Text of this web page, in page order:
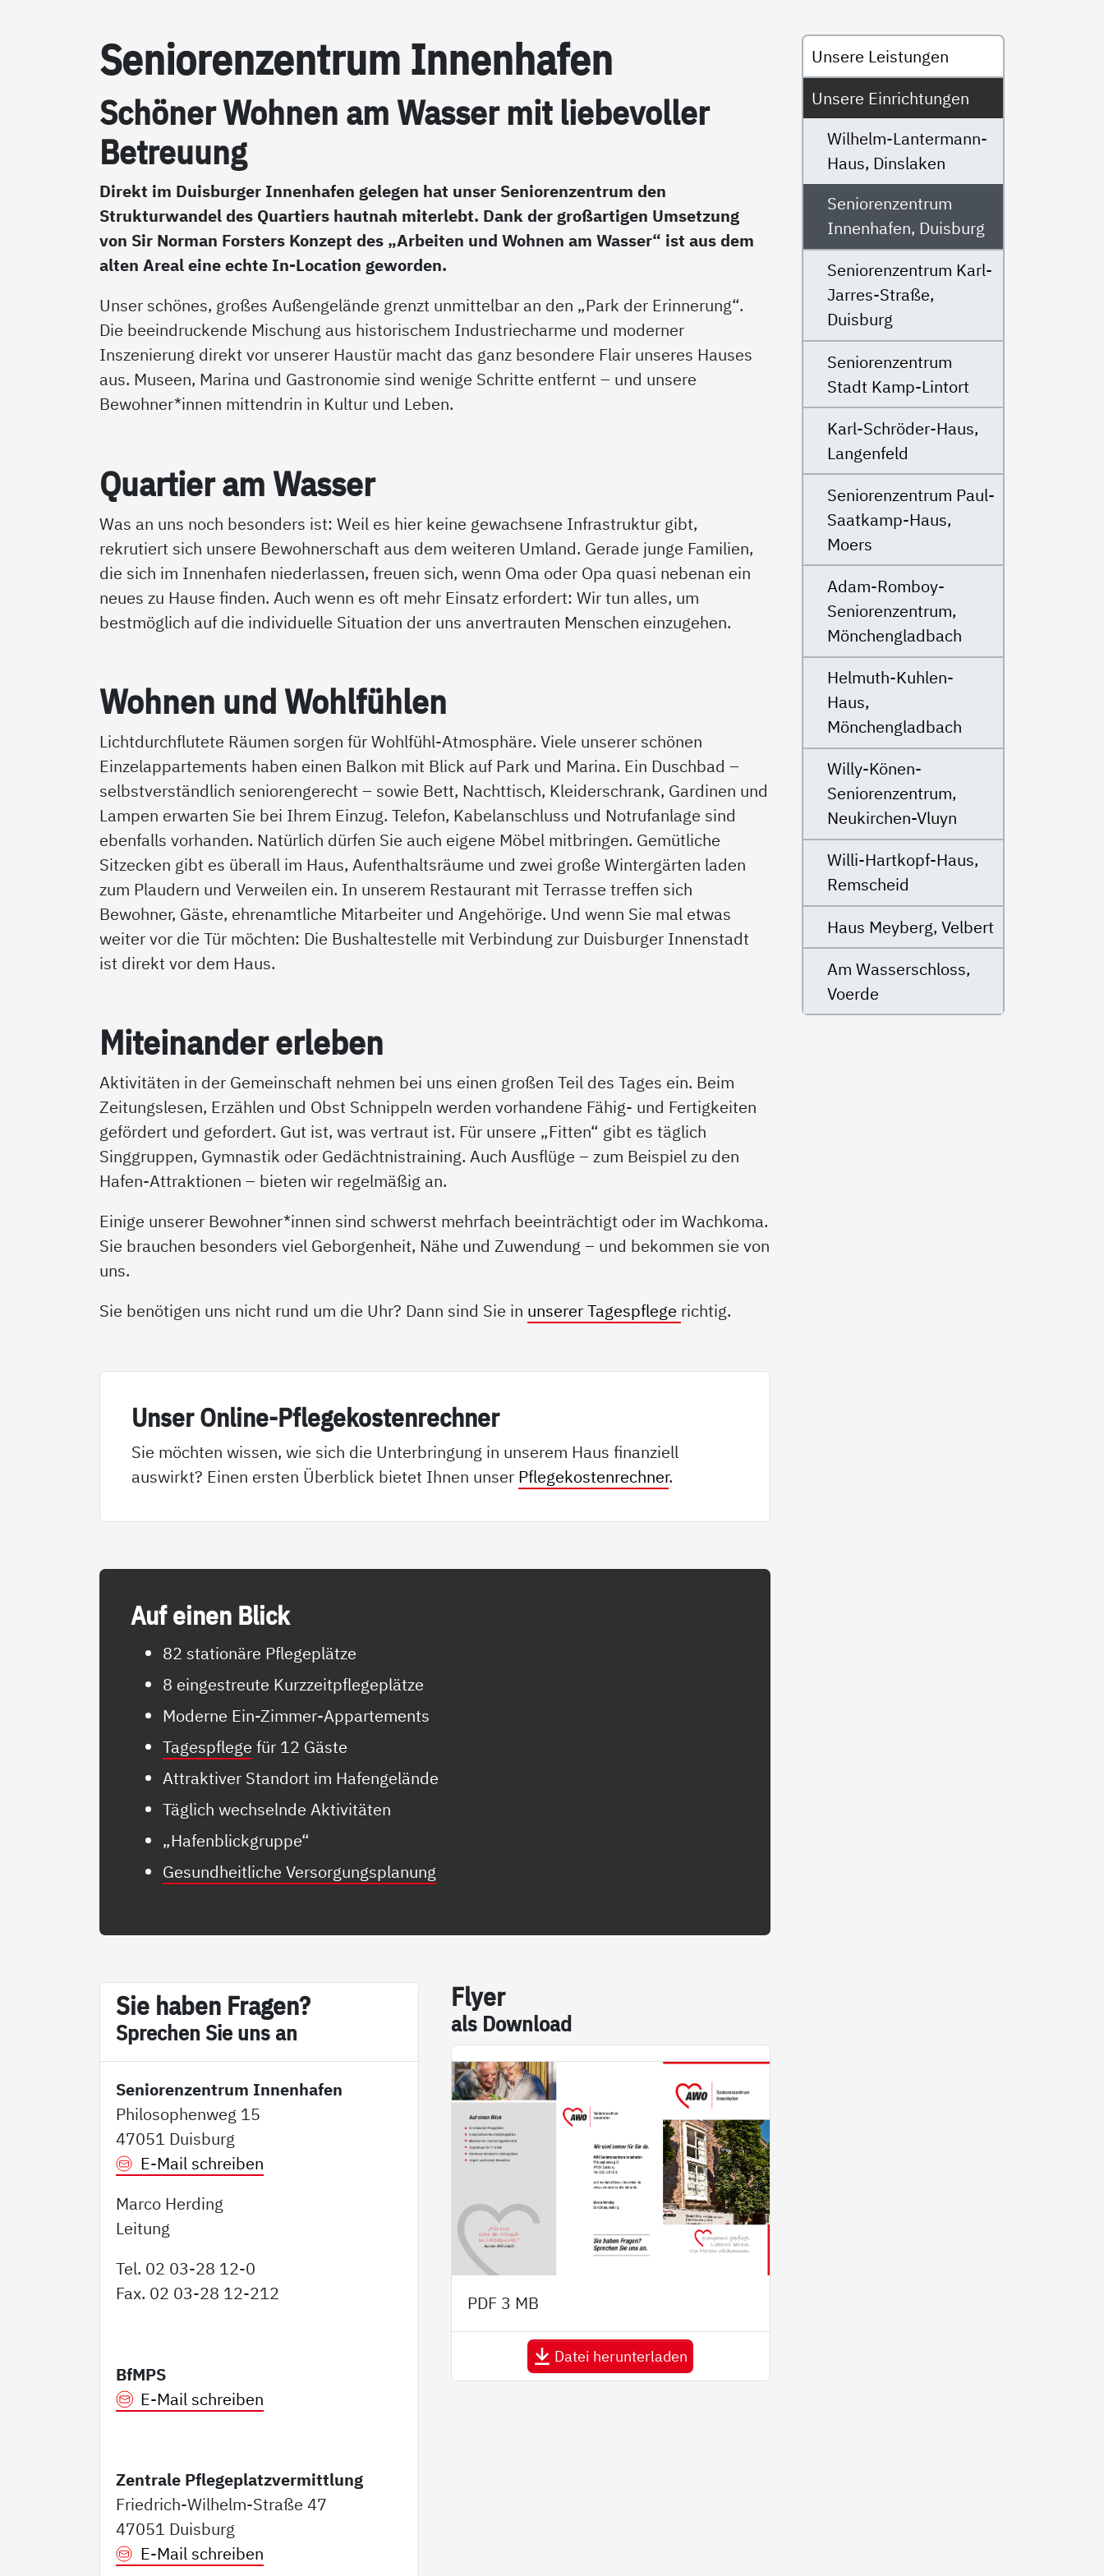
Se­nio­ren­zen­trum In­nen­ha­fen
Sc­hö­ner Woh­nen am Was­ser mit lie­be­vol­ler
Be­t­reu­ung
Direkt im Duisburger Innenhafen gelegen hat unser Seniorenzentrum den
Strukturwandel des Quartiers hautnah miterlebt. Dank der großartigen Umsetzung
von Sir Norman Forsters Konzept des „Arbeiten und Wohnen am Wasser“ ist aus dem
alten Areal eine echte In-Location geworden.
Unser schönes, großes Außengelände grenzt unmittelbar an den „Park der Erinnerung“.
Die beeindruckende Mischung aus historischem Industriecharme und moderner
Inszenierung direkt vor unserer Haustür macht das ganz besondere Flair unseres Hauses
aus. Museen, Marina und Gastronomie sind wenige Schritte entfernt – und unsere
Bewohner*innen mittendrin in Kultur und Leben.
Quar­tier am Was­ser
Was an uns noch besonders ist: Weil es hier keine gewachsene Infrastruktur gibt,
rekrutiert sich unsere Bewohnerschaft aus dem weiteren Umland. Gerade junge Familien,
die sich im Innenhafen niederlassen, freuen sich, wenn Oma oder Opa quasi nebenan ein
neues zu Hause finden. Auch wenn es oft mehr Einsatz erfordert: Wir tun alles, um
bestmöglich auf die individuelle Situation der uns anvertrauten Menschen einzugehen.
Woh­nen und Wohl­füh­len
Lichtdurchflutete Räumen sorgen für Wohlfühl-Atmosphäre. Viele unserer schönen
Einzelappartements haben einen Balkon mit Blick auf Park und Marina. Ein Duschbad –
selbstverständlich seniorengerecht – sowie Bett, Nachttisch, Kleiderschrank, Gardinen und
Lampen erwarten Sie bei Ihrem Einzug. Telefon, Kabelanschluss und Notrufanlage sind
ebenfalls vorhanden. Natürlich dürfen Sie auch eigene Möbel mitbringen. Gemütliche
Sitzecken gibt es überall im Haus, Aufenthaltsräume und zwei große Wintergärten laden
zum Plaudern und Verweilen ein. In unserem Restaurant mit Terrasse treffen sich
Bewohner, Gäste, ehrenamtliche Mitarbeiter und Angehörige. Und wenn Sie mal etwas
weiter vor die Tür möchten: Die Bushaltestelle mit Verbindung zur Duisburger Innenstadt
ist direkt vor dem Haus.
Mit­ein­an­der er­le­ben
Aktivitäten in der Gemeinschaft nehmen bei uns einen großen Teil des Tages ein. Beim
Zeitungslesen, Erzählen und Obst Schnippeln werden vorhandene Fähig- und Fertigkeiten
gefördert und gefordert. Gut ist, was vertraut ist. Für unsere „Fitten“ gibt es täglich
Singgruppen, Gymnastik oder Gedächtnistraining. Auch Ausflüge – zum Beispiel zu den
Hafen-Attraktionen – bieten wir regelmäßig an.
Einige unserer Bewohner*innen sind schwerst mehrfach beeinträchtigt oder im Wachkoma.
Sie brauchen besonders viel Geborgenheit, Nähe und Zuwendung – und bekommen sie von
uns.
Sie benötigen uns nicht rund um die Uhr? Dann sind Sie in unserer Tagespflege richtig.
Un­ser On­li­ne-Pf­le­ge­kos­ten­rech­ner
Sie möchten wissen, wie sich die Unterbringung in unserem Haus finanziell
auswirkt? Einen ersten Überblick bietet Ihnen unser Pflegekostenrechner.
Auf ei­nen Blick
82 stationäre Pflegeplätze
8 eingestreute Kurzzeitpflegeplätze
Moderne Ein-Zimmer-Appartements
Tagespflege für 12 Gäste
Attraktiver Standort im Hafengelände
Täglich wechselnde Aktivitäten
„Hafenblickgruppe“
Gesundheitliche Versorgungsplanung
Sie ha­ben Fra­gen?
Sp­re­chen Sie uns an
Seniorenzentrum Innenhafen
Philosophenweg 15
47051 Duisburg
E-Mail schreiben
Marco Herding
Leitung
Tel. 02 03-28 12-0
Fax. 02 03-28 12-212
BfMPS
E-Mail schreiben
Zentrale Pflegeplatzvermittlung
Friedrich-Wilhelm-Straße 47
47051 Duisburg
E-Mail schreiben
Fly­er
als Down­load
PDF 3 MB
Datei herunterladen
Untermenü
Unsere Leistungen
Unsere Einrichtungen
Wilhelm-Lantermann-
Haus, Dinslaken
Seniorenzentrum
Innenhafen, Duisburg
Seniorenzentrum Karl-
Jarres-Straße,
Duisburg
Seniorenzentrum
Stadt Kamp-Lintort
Karl-Schröder-Haus,
Langenfeld
Seniorenzentrum Paul-
Saatkamp-Haus,
Moers
Adam-Romboy-
Seniorenzentrum,
Mönchengladbach
Helmuth-Kuhlen-
Haus,
Mönchengladbach
Willy-Könen-
Seniorenzentrum,
Neukirchen-Vluyn
Willi-Hartkopf-Haus,
Remscheid
Haus Meyberg, Velbert
Am Wasserschloss,
Voerde